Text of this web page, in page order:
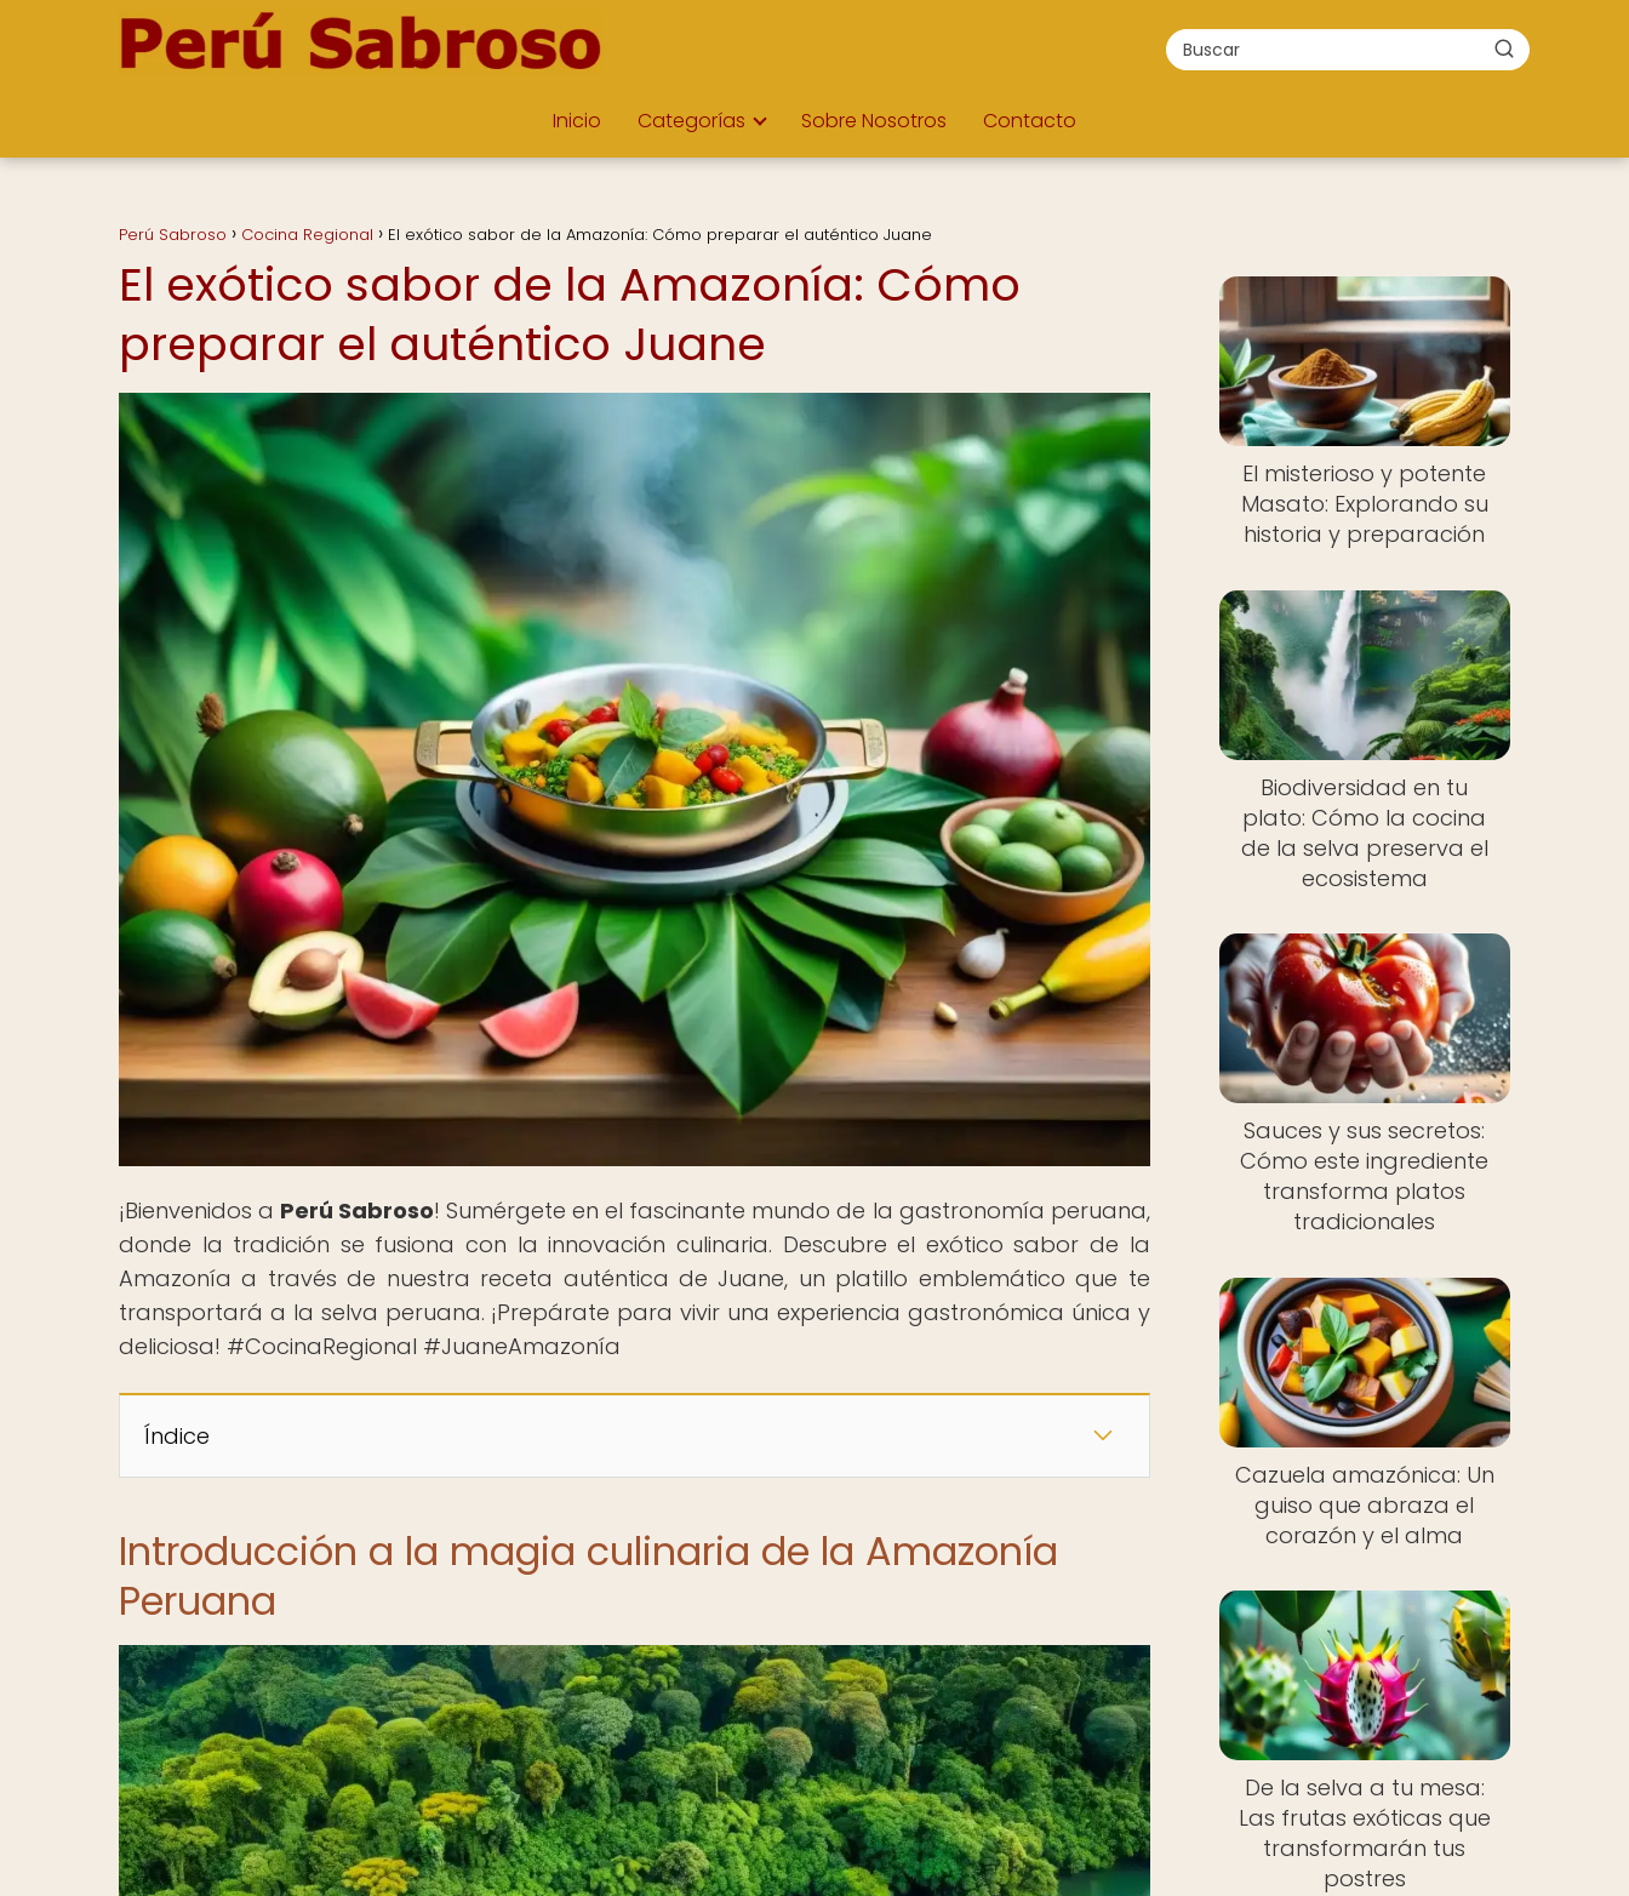
Inicio Categorías Sobre Nosotros Contacto
Perú Sabroso Cocina Regional El exótico sabor de la Amazonía: Cómo preparar el auténtico Juane
El exótico sabor de la Amazonía: Cómo
preparar el auténtico Juane
¡Bienvenidos a Perú Sabroso! Sumérgete en el fascinante mundo de la gastronomía peruana,
donde la tradición se fusiona con la innovación culinaria. Descubre el exótico sabor de la
Amazonía a través de nuestra receta auténtica de Juane, un platillo emblemático que te
transportará a la selva peruana. ¡Prepárate para vivir una experiencia gastronómica única y
deliciosa! #CocinaRegional #JuaneAmazonía
Índice
Introducción a la magia culinaria de la Amazonía
Peruana
El misterioso y potente
Masato: Explorando su
historia y preparación
Biodiversidad en tu
plato: Cómo la cocina
de la selva preserva el
ecosistema
Sauces y sus secretos:
Cómo este ingrediente
transforma platos
tradicionales
Cazuela amazónica: Un
guiso que abraza el
corazón y el alma
De la selva a tu mesa:
Las frutas exóticas que
transformarán tus
postres